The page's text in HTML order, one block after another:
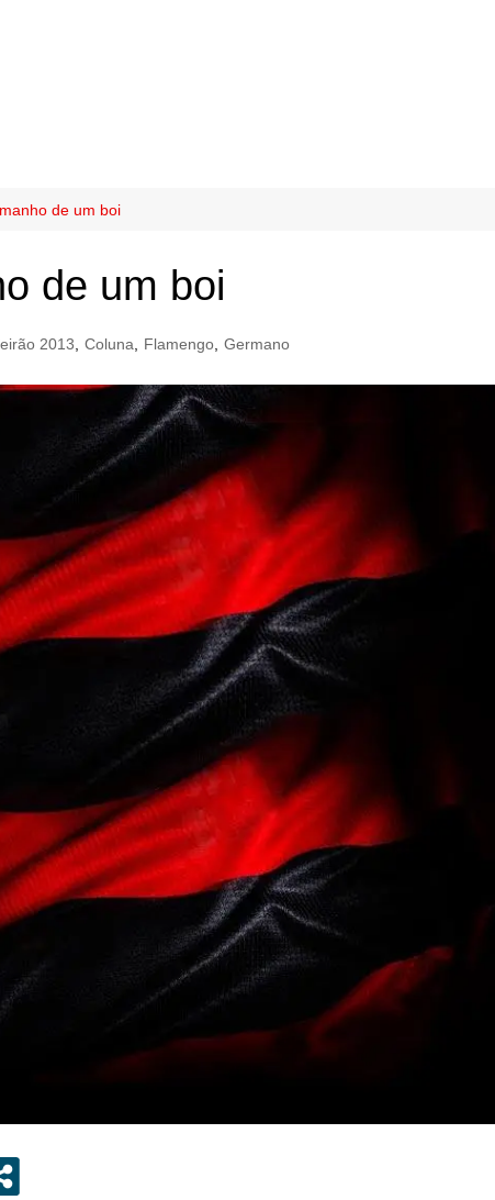
de um boi
de um boi
2013 Coluna Flamengo Germano